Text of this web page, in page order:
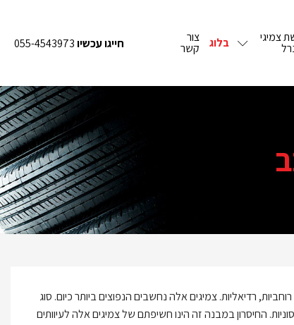
צמיגי בלוג צור
קשר חייגו עכשיו055-4543973
רדיאליות. צמיגים אלה נחשבים הנפוצים ביותר כיום. סוג
החיסרון במבנה זה הינו חשיפתם של צמיגים אלה לעיוותים